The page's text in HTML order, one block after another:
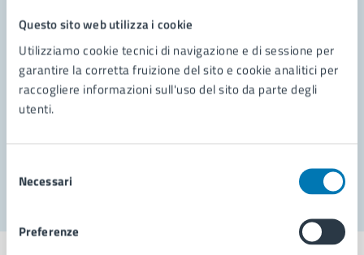
Questo sito web utilizza i cookie
Utilizziamo cookie tecnici di navigazione e di sessione per
garantire la corretta fruizione del sito e cookie analitici per
raccogliere informazioni sull'uso del sito da parte degli
utenti.
delNecessari
Preferenze
Leggi le domande frequenti
Richiedi assistenza
Prenota appuntamento